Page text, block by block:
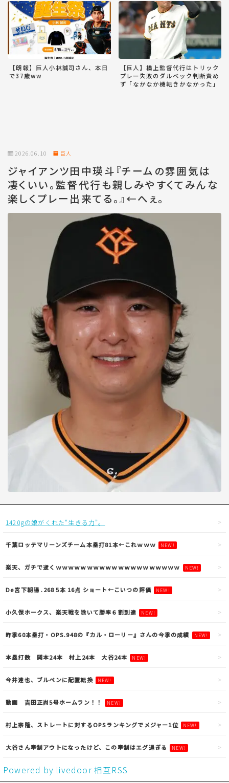
【朗報】巨人小林誠司さん、本日
で37歳ww
【巨人】橋上監督代行はトリック
プレー失敗のダルベック判断責め
ず「なかなか機転きかなかった」
2026.06.10 巨人
ジャイアンツ田中瑛斗『チームの雰囲気は
凄くいい。監督代行も親しみやすくてみんな
楽しくプレー出来てる。』←へぇ。
1420gの娘がくれた“生きる力”。
千葉ロッテマリーンズチーム本塁打81本←これｗｗｗ NEW!
楽天、ガチで逝くｗｗｗｗｗｗｗｗｗｗｗｗｗｗｗｗｗｗｗｗ NEW!
De宮下朝陽 .268 5本 16点 ショート←こいつの評価 NEW!
小久保ホークス、楽天戦を除いて勝率６割到達 NEW!
昨季60本塁打・OPS.948の『カル・ローリー』さんの今季の成績 NEW!
本塁打数 岡本24本 村上24本 大谷24本 NEW!
今井達也、ブルペンに配置転換 NEW!
動画 吉田正尚5号ホームラン！！ NEW!
村上宗隆、ストレートに対するOPSランキングでメジャー1位 NEW!
大谷さん牽制アウトになったけど、この牽制はエグ過ぎる NEW!
Powered by livedoor 相互RSS